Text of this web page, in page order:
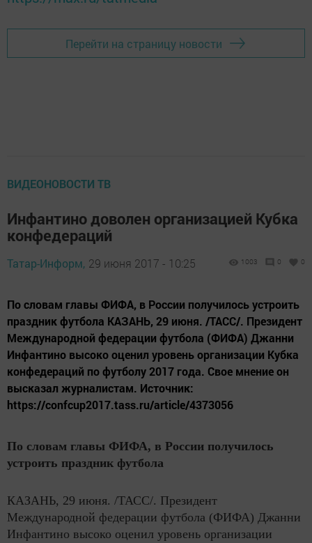
Перейти на страницу новости
ВИДЕОНОВОСТИ ТВ
Инфантино доволен организацией Кубка
конфедераций
Татар-Информ, 29 июня 2017 - 10:25 1003 0 0
По словам главы ФИФА, в России получилось устроить
праздник футбола КАЗАНЬ, 29 июня. /ТАСС/. Президент
Международной федерации футбола (ФИФА) Джанни
Инфантино высоко оценил уровень организации Кубка
конфедераций по футболу 2017 года. Свое мнение он
высказал журналистам. Источник:
https://confcup2017.tass.ru/article/4373056
По словам главы ФИФА, в России получилось
устроить праздник футбола
КАЗАНЬ, 29 июня. /ТАСС/. Президент
Международной федерации футбола (ФИФА) Джанни
Инфантино высоко оценил уровень организации